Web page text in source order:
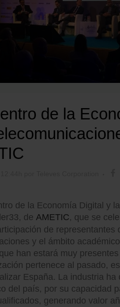
de la
de la Economía Digital y
de AMETIC, que se
de representantes
y el ámbito
han estará muy
pertenece al pasado,
España. La industria ha
del país, por su capacidad
generando valor